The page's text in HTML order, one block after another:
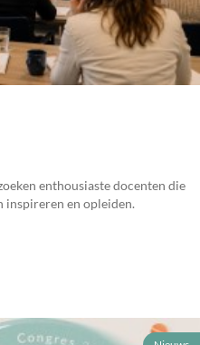
enthousiaste docenten die
inspireren en opleiden.